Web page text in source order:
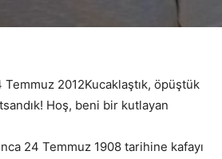
2012Kucaklaştık, öpüştük
Hoş, beni bir kutlayan
24 Temmuz 1908 tarihine kafayı